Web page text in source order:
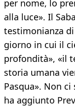
per nome, lo
alla luce». Il
testimonianza
giorno in cui il
profondità», «il
storia umana
Pasqua». Non
ha aggiunto